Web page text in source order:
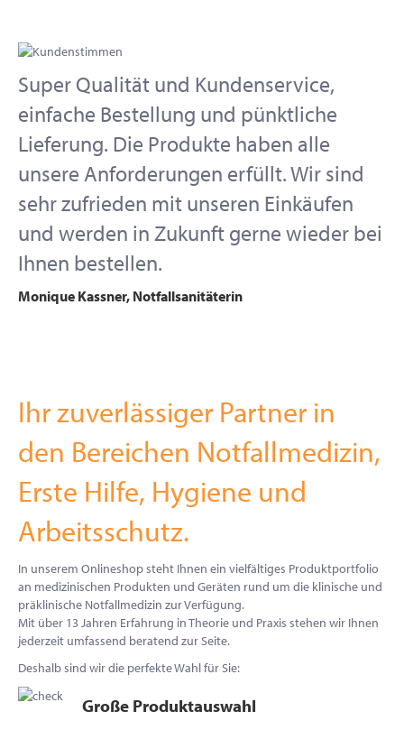
Super Qualität und Kundenservice,
einfache Bestellung und pünktliche
Lieferung. Die Produkte haben alle
unsere Anforderungen erfüllt. Wir sind
sehr zufrieden mit unseren Einkäufen
und werden in Zukunft gerne wieder bei
Ihnen bestellen.
Monique Kassner, Notfallsanitäterin
Ihr zuverlässiger Partner in
den Bereichen Notfallmedizin,
Erste Hilfe, Hygiene und
Arbeitsschutz.
In unserem Onlineshop steht Ihnen ein vielfältiges Produktportfolio
an medizinischen Produkten und Geräten rund um die klinische und
präklinische Notfallmedizin zur Verfügung.
Mit über 13 Jahren Erfahrung in Theorie und Praxis stehen wir Ihnen
jederzeit umfassend beratend zur Seite.
Deshalb sind wir die perfekte Wahl für Sie:
Große Produktauswahl